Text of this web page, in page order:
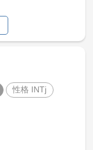
性格 INTj